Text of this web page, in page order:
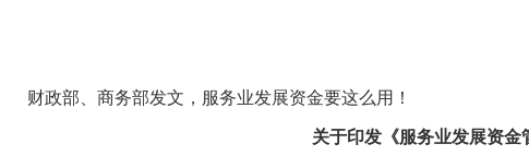
财政部、商务部发文，服务业发展资金要这么用！
关于印发《服务业发展资金